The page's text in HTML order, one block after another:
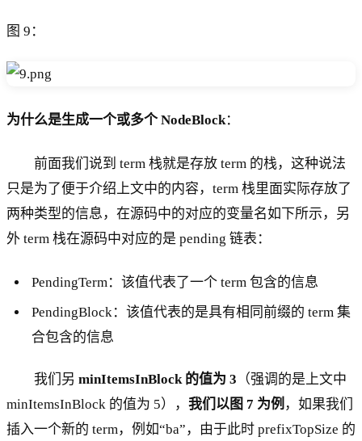
图 9：
为什么是生成一个或多个 NodeBlock：
前面我们说到 term 栈就是存放 term 的栈，这种说法
只是为了便于介绍上文中的内容，term 栈里面实际存放了
两种类型的信息，在源码中的对应的变量名如下所示，另
外 term 栈在源码中对应的是 pending 链表：
PendingTerm：该值代表了一个 term 包含的信息
PendingBlock：该值代表的是具有相同前缀的 term 集
合包含的信息
我们另 minItemsInBlock 的值为 3 （强调的是上文中
minItemsInBlock 的值为 5）， 我们以图 7 为例 ，如果我们
插入一个新的 term，例如“ba”，由于此时 prefixTopSize 的